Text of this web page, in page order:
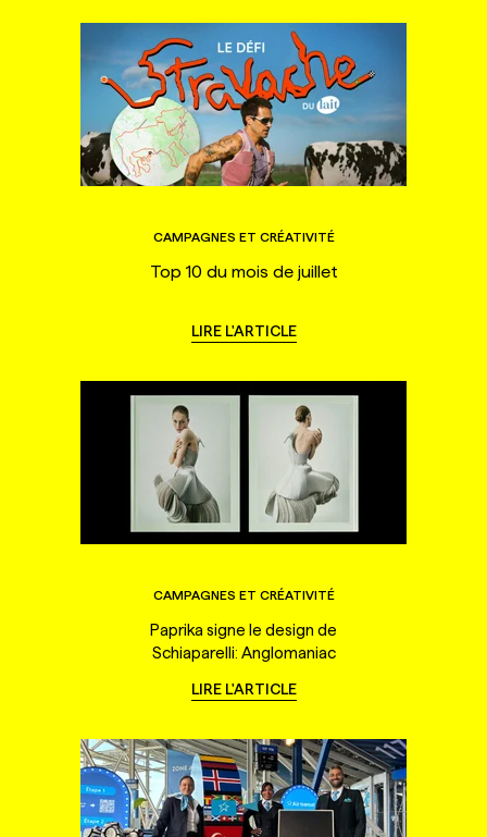
CAMPAGNES ET CRÉATIVITÉ
Top 10 du mois de juillet
LIRE L'ARTICLE
CAMPAGNES ET CRÉATIVITÉ
Paprika signe le design de
Schiaparelli: Anglomaniac
LIRE L'ARTICLE